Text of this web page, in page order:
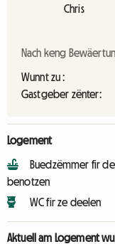
Chris
Nach keng
Wunnt zu :
Gastgeber zënter:
Logement
Buedzëmmer fir
benotzen
WC fir ze deelen
Aktuell am Logement